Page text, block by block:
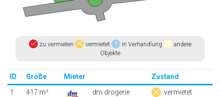
zu vermieten vermietet in Verhandlung
andere
Objekte
ID Größe Mieter
Zustand
1
417 m² dm drogerie vermietet